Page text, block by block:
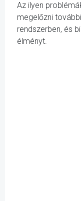
Az ilyen
megelőzni
rendszerben, és
élményt.